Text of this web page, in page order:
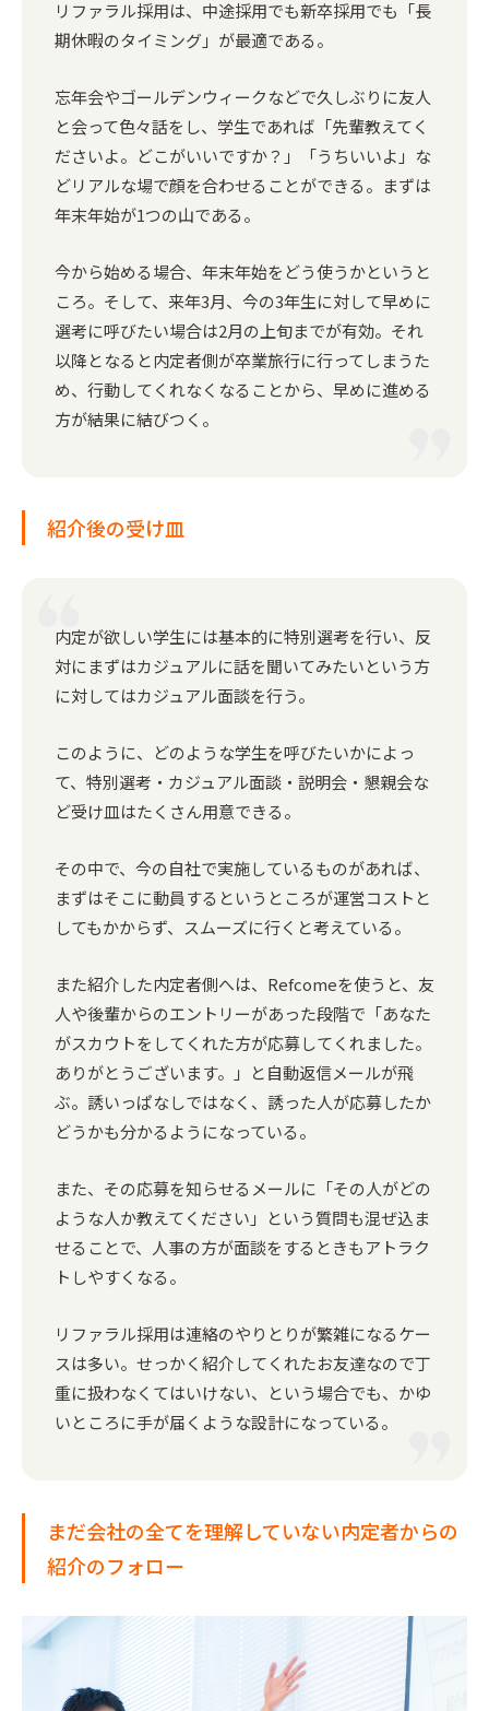
リファラル採用は、中途採用でも新卒採用でも「長
期休暇のタイミング」が最適である。
忘年会やゴールデンウィークなどで久しぶりに友人
と会って色々話をし、学生であれば「先輩教えてく
ださいよ。どこがいいですか？」「うちいいよ」な
どリアルな場で顔を合わせることができる。まずは
年末年始が1つの山である。
今から始める場合、年末年始をどう使うかというと
ころ。そして、来年3月、今の3年生に対して早めに
選考に呼びたい場合は2月の上旬までが有効。それ
以降となると内定者側が卒業旅行に行ってしまうた
め、行動してくれなくなることから、早めに進める
方が結果に結びつく。
紹介後の受け皿
内定が欲しい学生には基本的に特別選考を行い、反
対にまずはカジュアルに話を聞いてみたいという方
に対してはカジュアル面談を行う。
このように、どのような学生を呼びたいかによっ
て、特別選考・カジュアル面談・説明会・懇親会な
ど受け皿はたくさん用意できる。
その中で、今の自社で実施しているものがあれば、
まずはそこに動員するというところが運営コストと
してもかからず、スムーズに行くと考えている。
また紹介した内定者側へは、Refcomeを使うと、友
人や後輩からのエントリーがあった段階で「あなた
がスカウトをしてくれた方が応募してくれました。
ありがとうございます。」と自動返信メールが飛
ぶ。誘いっぱなしではなく、誘った人が応募したか
どうかも分かるようになっている。
また、その応募を知らせるメールに「その人がどの
ような人か教えてください」という質問も混ぜ込ま
せることで、人事の方が面談をするときもアトラク
トしやすくなる。
リファラル採用は連絡のやりとりが繁雑になるケー
スは多い。せっかく紹介してくれたお友達なので丁
重に扱わなくてはいけない、という場合でも、かゆ
いところに手が届くような設計になっている。
まだ会社の全てを理解していない内定者からの
紹介のフォロー